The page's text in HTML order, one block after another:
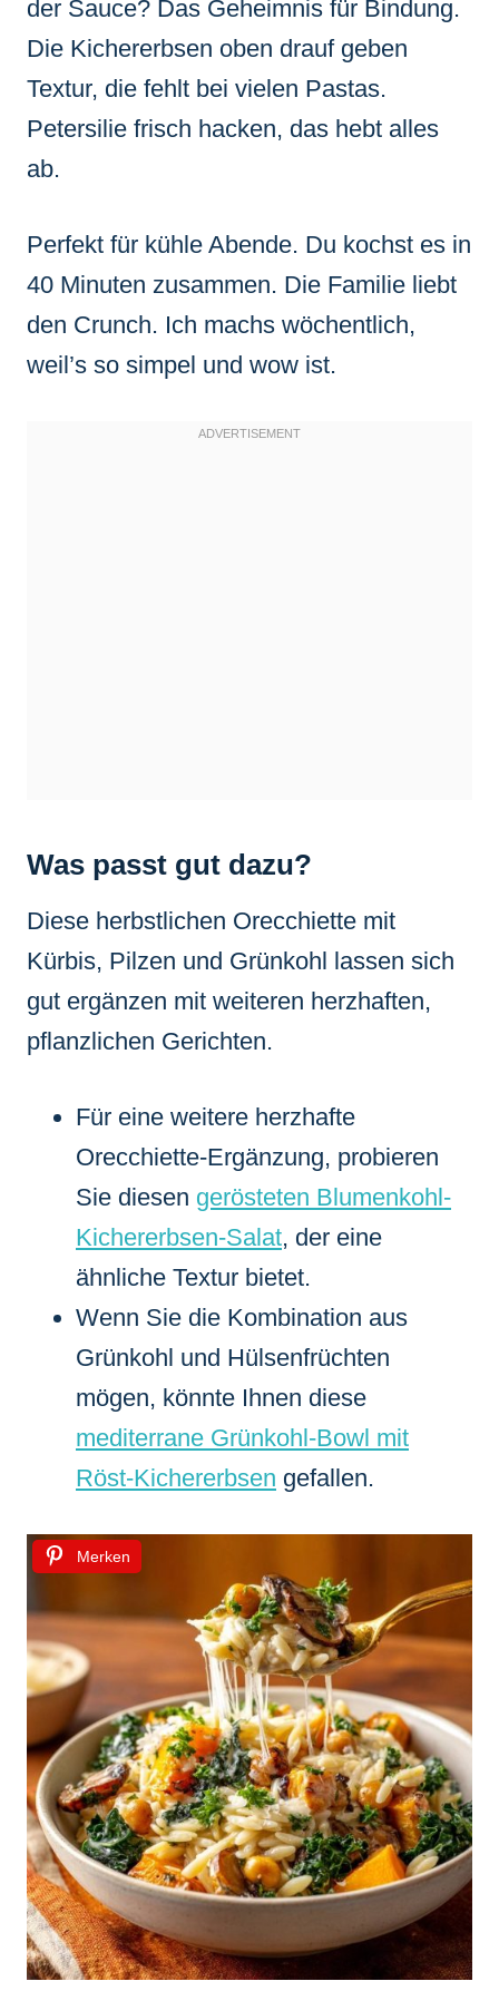
der Sauce? Das Geheimnis für Bindung.
Die Kichererbsen oben drauf geben
Textur, die fehlt bei vielen Pastas.
Petersilie frisch hacken, das hebt alles
ab.
Perfekt für kühle Abende. Du kochst es in
40 Minuten zusammen. Die Familie liebt
den Crunch. Ich machs wöchentlich,
weil’s so simpel und wow ist.
Was passt gut dazu?
Diese herbstlichen Orecchiette mit
Kürbis, Pilzen und Grünkohl lassen sich
gut ergänzen mit weiteren herzhaften,
pflanzlichen Gerichten.
Für eine weitere herzhafte
Orecchiette-Ergänzung, probieren
Sie diesen gerösteten Blumenkohl-
Kichererbsen-Salat, der eine
ähnliche Textur bietet.
Wenn Sie die Kombination aus
Grünkohl und Hülsenfrüchten
mögen, könnte Ihnen diese
mediterrane Grünkohl-Bowl mit
Röst-Kichererbsen gefallen.
Merken